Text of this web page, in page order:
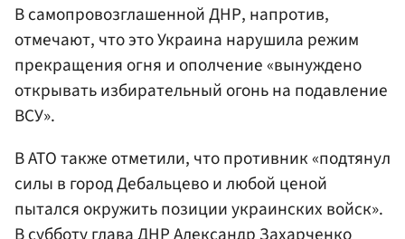
В самопровозглашенной ДНР, напротив,
отмечают, что это Украина нарушила режим
прекращения огня и ополчение «вынуждено
открывать избирательный огонь на подавление
ВСУ».
В АТО также отметили, что противник «подтянул
силы в город Дебальцево и любой ценой
пытался окружить позиции украинских войск».